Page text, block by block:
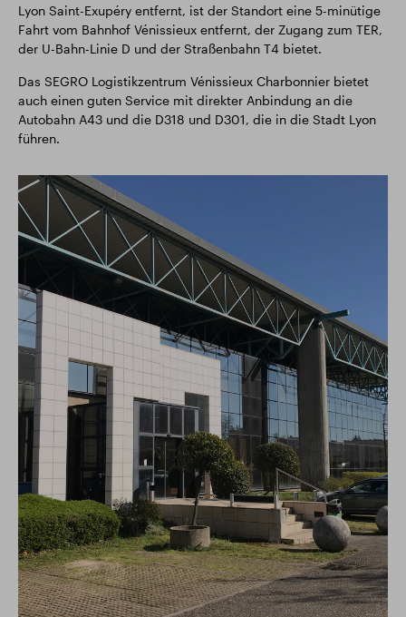
Lyon Saint-Exupéry entfernt, ist der Standort eine 5-minütige
Fahrt vom Bahnhof Vénissieux entfernt, der Zugang zum TER,
der U-Bahn-Linie D und der Straßenbahn T4 bietet.
Das SEGRO Logistikzentrum Vénissieux Charbonnier bietet
auch einen guten Service mit direkter Anbindung an die
Autobahn A43 und die D318 und D301, die in die Stadt Lyon
führen.